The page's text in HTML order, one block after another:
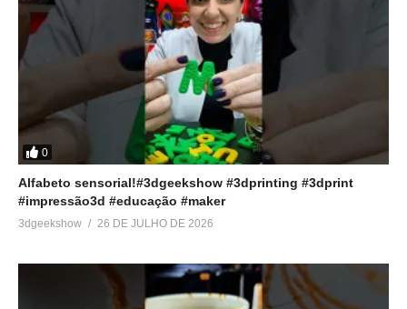
0
Alfabeto sensorial!#3dgeekshow #3dprinting #3dprint
#impressão3d #educação #maker
3dgeekshow 26 DE JULHO DE 2026